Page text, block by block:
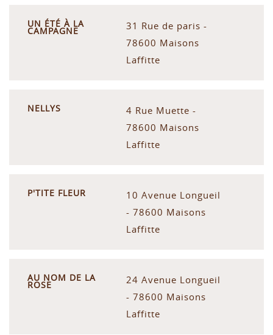
UN ÉTÉ À LA
CAMPAGNE
31 Rue de paris -
78600 Maisons
Laffitte
NELLYS
4 Rue Muette -
78600 Maisons
Laffitte
P'TITE FLEUR
10 Avenue Longueil
- 78600 Maisons
Laffitte
AU NOM DE LA
ROSE
24 Avenue Longueil
- 78600 Maisons
Laffitte